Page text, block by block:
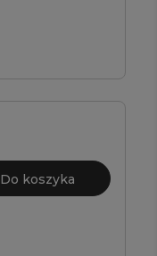
Do koszyka